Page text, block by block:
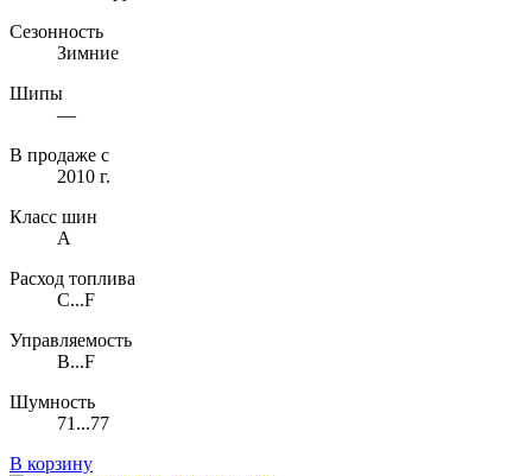
Сезонность
Зимние
Шипы
—
В продаже с
2010 г.
Класс шин
A
Расход топлива
C...F
Управляемость
B...F
Шумность
71...77
В корзину